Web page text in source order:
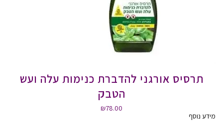
תרסיס אורגני להדברת כנימות עלה ועש
הטבק
₪78.00
מידע נוסף